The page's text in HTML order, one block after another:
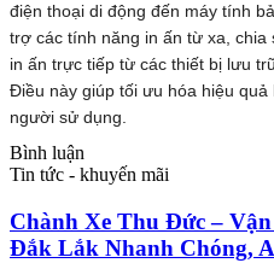
điện thoại di động đến máy tính
trợ các tính năng in ấn từ xa,
in ấn trực tiếp từ các thiết bị lưu
Điều này giúp tối ưu hóa hiệu
người sử dụng.
Bình luận
Tin tức - khuyến mãi
Chành Xe Thu Đức –
Đắk Lắk Nhanh Chóng,